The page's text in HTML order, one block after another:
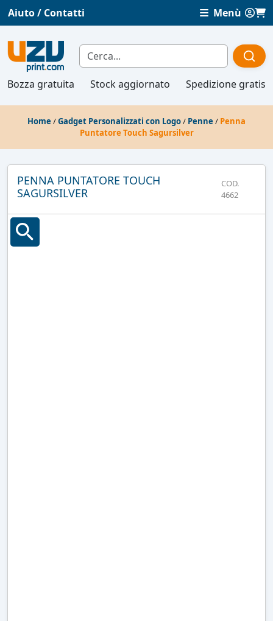
Aiuto / Contatti Menù
Bozza gratuita Stock aggiornato Spedizione gratis
Home /Gadget Personalizzati con Logo/ Penne / Penna
Puntatore Touch Sagursilver
PENNA PUNTATORE TOUCH
SAGURSILVER
COD.
4662